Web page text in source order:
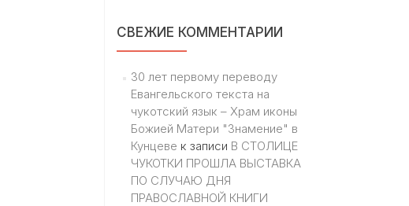
СВЕЖИЕ КОММЕНТАРИИ
30 лет первому переводу
Евангельского текста на
чукотский язык – Храм иконы
Божией Матери "Знамение" в
Кунцеве к записи В СТОЛИЦЕ
ЧУКОТКИ ПРОШЛА ВЫСТАВКА
ПО СЛУЧАЮ ДНЯ
ПРАВОСЛАВНОЙ КНИГИ